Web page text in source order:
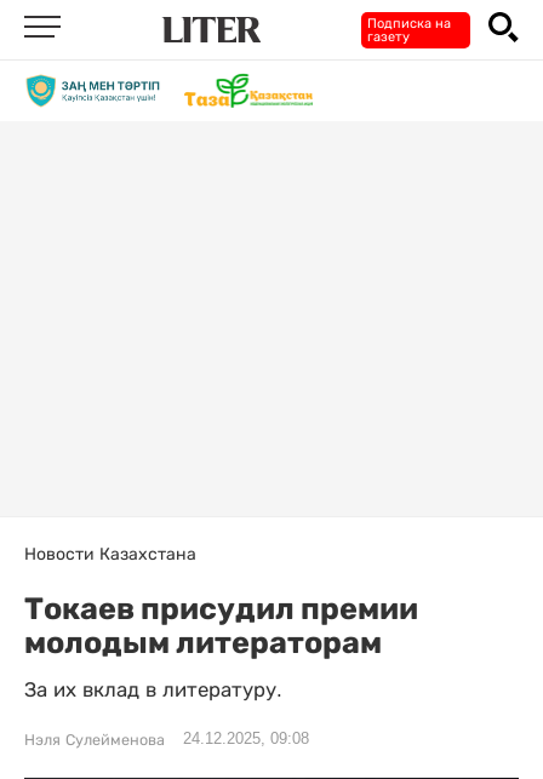
Подписка на
газету
Новости Казахстана
Токаев присудил премии
молодым литераторам
За их вклад в литературу.
Нэля Сулейменова 24.12.2025, 09:08